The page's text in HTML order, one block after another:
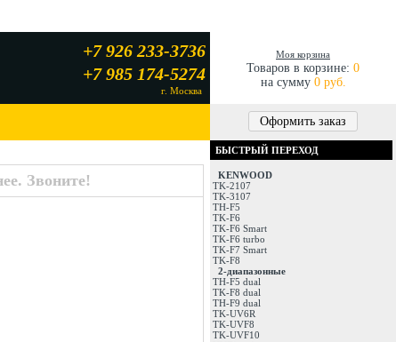
+7 926 233-3736
+7 985 174-5274
г. Москва
Моя корзина
Товаров в корзине: 0
на сумму 0 руб.
Оформить заказ
Звоните!
БЫСТРЫЙ ПЕРЕХОД
KENWOOD
TK-2107
TK-3107
TH-F5
TK-F6
TK-F6 Smart
TK-F6 turbo
TK-F7 Smart
TK-F8
2-диапазонные
TH-F5 dual
TK-F8 dual
TH-F9 dual
TK-UV6R
TK-UVF8
TK-UVF10